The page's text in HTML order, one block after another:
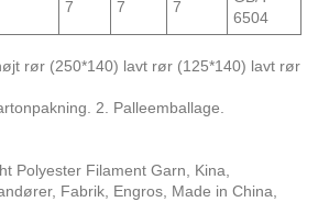
7 7 7
6504
rør (250*140) lavt rør (125*140) lavt rør
2. Palleemballage.
Polyester Filament Garn, Kina,
Fabrik, Engros, Made in China,